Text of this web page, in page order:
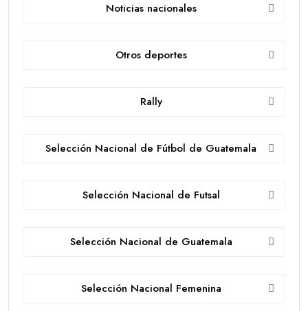
Noticias nacionales
Otros deportes
Rally
Selección Nacional de Fútbol de Guatemala
Selección Nacional de Futsal
Selección Nacional de Guatemala
Selección Nacional Femenina